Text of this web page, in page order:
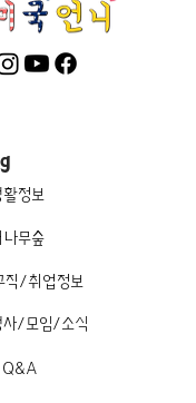
정보
무숲
직/취업정보
사/모임/소식
Q&A